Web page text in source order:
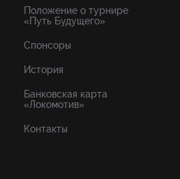
Положение о турнире
«Путь Будущего»
Спонсоры
История
Банковская карта
«Локомотив»
Контакты